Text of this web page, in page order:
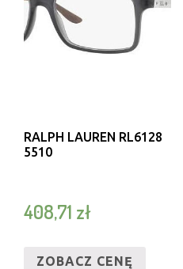
RALPH LAUREN RL6128
5510
408,71 zł
ZOBACZ CENĘ